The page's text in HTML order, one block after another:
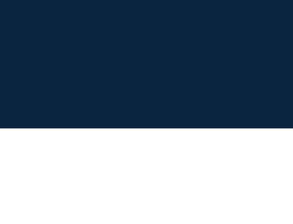
号，还可唤醒与之相连的电路或该电